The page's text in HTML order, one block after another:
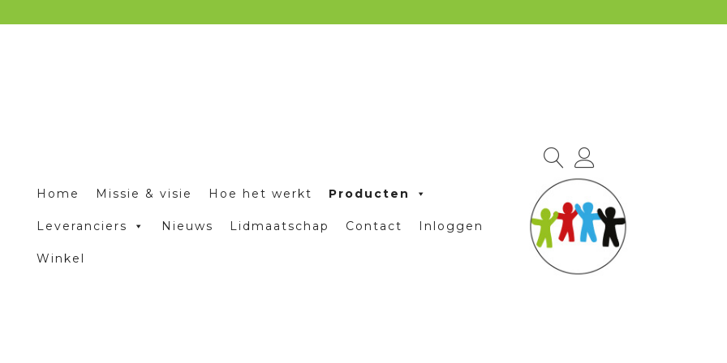
Home Missie & visie Hoe het werkt Producten
Leveranciers Nieuws Lidmaatschap Contact Inloggen
Winkel